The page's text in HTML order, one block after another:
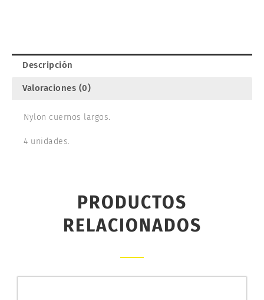
cantidad
Descripción
Valoraciones (0)
Nylon cuernos largos.
4 unidades.
PRODUCTOS
RELACIONADOS